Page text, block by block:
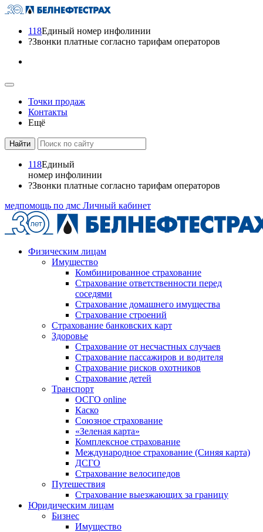
118Единый номер инфолинии
?Звонки платные согласно тарифам операторов
Точки продаж
Контакты
Ещё
118Единый
номер инфолинии
?Звонки платные согласно тарифам операторов
медпомощь по дмс Личный кабинет
Физическим лицам
Имущество
Комбинированное страхование
Страхование ответственности перед
соседями
Страхование домашнего имущества
Страхование строений
Страхование банковских карт
Здоровье
Страхование от несчастных случаев
Страхование пассажиров и водителя
Страхование рисков охотников
Страхование детей
Транспорт
ОСГО online
Каско
Союзное страхование
«Зеленая карта»
Комплексное страхование
Международное страхование (Синяя карта)
ДСГО
Страхование велосипедов
Путешествия
Страхование выезжающих за границу
Юридическим лицам
Бизнес
Имущество